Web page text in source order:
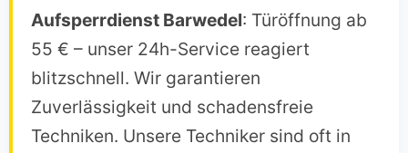
Aufsperrdienst Barwedel: Türöffnung ab
55 € – unser 24h-Service reagiert
blitzschnell. Wir garantieren
Zuverlässigkeit und schadensfreie
Techniken. Unsere Techniker sind oft in